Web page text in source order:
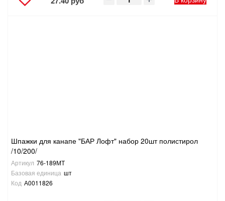
Шпажки для канапе "БАР Лофт" набор 20шт полистирол
/10/200/
Артикул 76-189МТ
Базовая единица шт
Код А0011826